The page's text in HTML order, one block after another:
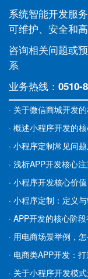
系统智能开发服
可维护、安全和
咨询相关问题或
系
业务热线： 0510-
· 关于微信商城开发
· 概述小程序开发的
· 小程序定制常见问
· 浅析APP开发核心
· 小程序开发核心价
· 小程序定制：定义
· APP开发的核心阶
· 用电商场景举例，
· 电商类APP开发：
· 关于小程序开发模